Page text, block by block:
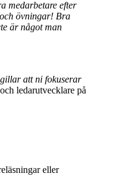
medarbetare efter
övningar! Bra
är något man
att ni fokuserar
ledarutvecklare på
eller